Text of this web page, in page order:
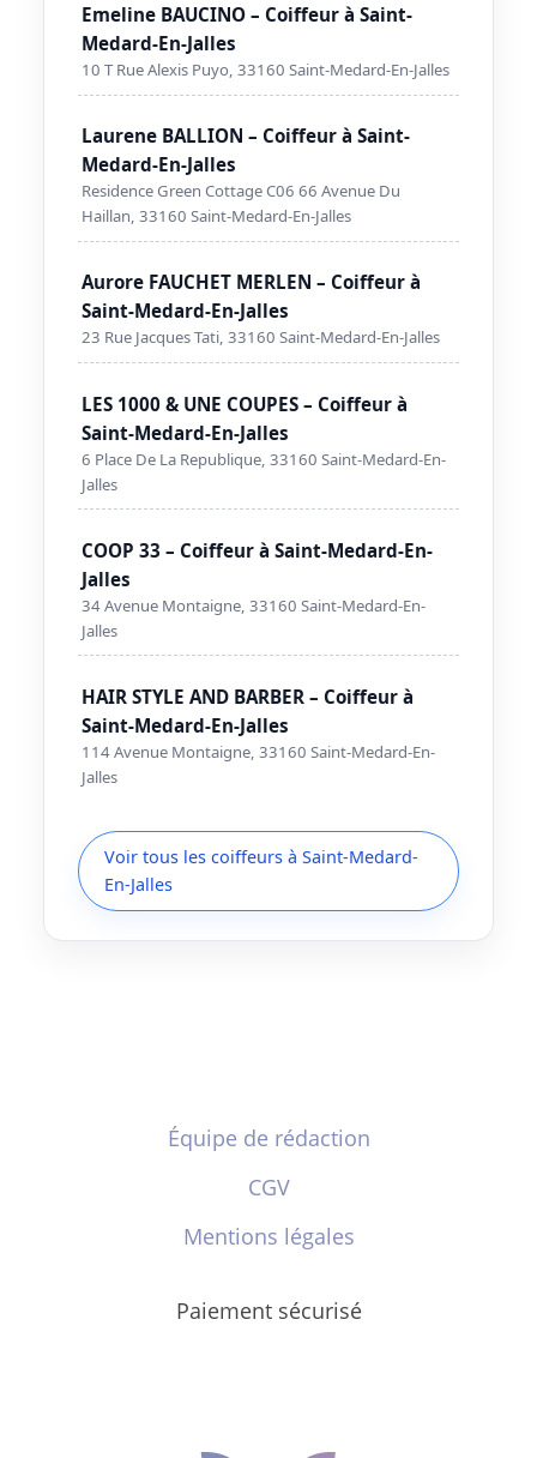
Emeline BAUCINO – Coiffeur à Saint-
Medard-En-Jalles
10 T Rue Alexis Puyo, 33160 Saint-Medard-En-Jalles
Laurene BALLION – Coiffeur à Saint-
Medard-En-Jalles
Residence Green Cottage C06 66 Avenue Du
Haillan, 33160 Saint-Medard-En-Jalles
Aurore FAUCHET MERLEN – Coiffeur à
Saint-Medard-En-Jalles
23 Rue Jacques Tati, 33160 Saint-Medard-En-Jalles
LES 1000 & UNE COUPES – Coiffeur à
Saint-Medard-En-Jalles
6 Place De La Republique, 33160 Saint-Medard-En-
Jalles
COOP 33 – Coiffeur à Saint-Medard-En-
Jalles
34 Avenue Montaigne, 33160 Saint-Medard-En-
Jalles
HAIR STYLE AND BARBER – Coiffeur à
Saint-Medard-En-Jalles
114 Avenue Montaigne, 33160 Saint-Medard-En-
Jalles
Voir tous les coiffeurs à Saint-Medard-
En-Jalles
Équipe de rédaction
CGV
Mentions légales
Paiement sécurisé